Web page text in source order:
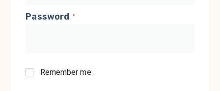
Password *
Remember me